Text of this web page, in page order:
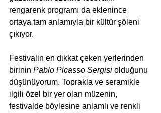
rengarenk programı da eklenince
ortaya tam anlamıyla bir kültür şöleni
çıkıyor.
Festivalin en dikkat çeken yerlerinden
birinin Pablo Picasso Sergisi olduğunu
düşünüyorum. Toprakla ve seramikle
ilgili özel bir yer olan müzenin,
festivalde böylesine anlamlı ve renkli